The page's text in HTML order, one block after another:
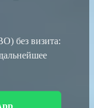
без визита: